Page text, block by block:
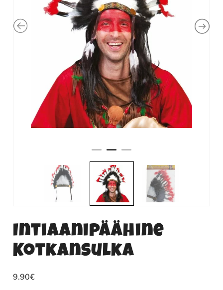
Intiaanipäähine
Kotkansulka
9.90€